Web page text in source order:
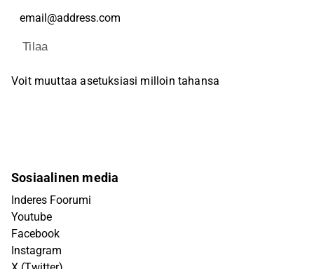
Tilaa
Voit muuttaa asetuksiasi milloin tahansa
Sosiaalinen media
Inderes Foorumi
Youtube
Facebook
Instagram